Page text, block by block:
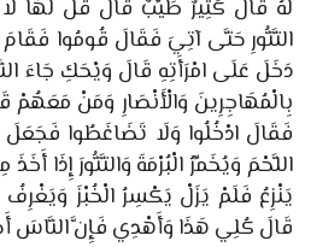
لَهُ قَالَ كَثِيرٌ طَيِّبٌ قَالَ قُلْ لَهَا لَا
التَّنُّورِ حَتَّى آتِيَ فَقَالَ قُومُوا فَقَامَ
دَخَلَ عَلَى امْرَأَتِهِ قَالَ وَيْحَكِ جَاءَ
بِالْمُهَاجِرِينَ وَالْأَنْصَارِ وَمَنْ
فَقَالَ ادْخُلُوا وَلَا تَضَاغَطُوا
اللَّحْمَ وَيُخَمِّرُ الْبُرْمَةَ وَالتَّنُّورَ إِذَا
يَنْزِعُ فَلَمْ يَزَلْ يَكْسِرُ الْخُبْزَ
قَالَ كُلِي هَذَا وَأَهْدِي فَإِنَّ النَّاسَ